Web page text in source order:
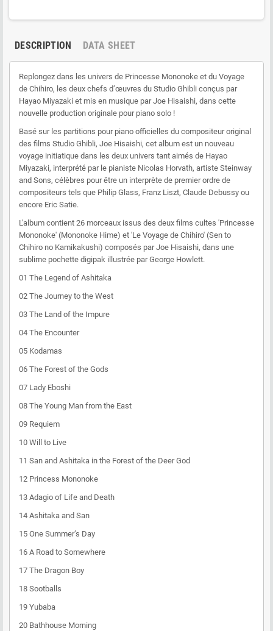
DESCRIPTION DATA SHEET
Replongez dans les univers de Princesse Mononoke et du Voyage
de Chihiro, les deux chefs d’œuvres du Studio Ghibli conçus par
Hayao Miyazaki et mis en musique par Joe Hisaishi, dans cette
nouvelle production originale pour piano solo !
Basé sur les partitions pour piano officielles du compositeur original
des films Studio Ghibli, Joe Hisaishi, cet album est un nouveau
voyage initiatique dans les deux univers tant aimés de Hayao
Miyazaki, interprété par le pianiste Nicolas Horvath, artiste Steinway
and Sons, célèbres pour être un interprète de premier ordre de
compositeurs tels que Philip Glass, Franz Liszt, Claude Debussy ou
encore Eric Satie.
L'album contient 26 morceaux issus des deux films cultes 'Princesse
Mononoke' (Mononoke Hime) et 'Le Voyage de Chihiro' (Sen to
Chihiro no Kamikakushi) composés par Joe Hisaishi, dans une
sublime pochette digipak illustrée par George Howlett.
01 The Legend of Ashitaka
02 The Journey to the West
03 The Land of the Impure
04 The Encounter
05 Kodamas
06 The Forest of the Gods
07 Lady Eboshi
08 The Young Man from the East
09 Requiem
10 Will to Live
11 San and Ashitaka in the Forest of the Deer God
12 Princess Mononoke
13 Adagio of Life and Death
14 Ashitaka and San
15 One Summer’s Day
16 A Road to Somewhere
17 The Dragon Boy
18 Sootballs
19 Yubaba
20 Bathhouse Morning